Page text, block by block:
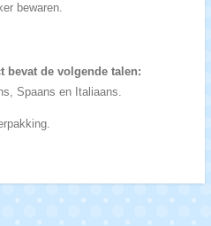
bewaren.
bevat de volgende talen:
Spaans en Italiaans.